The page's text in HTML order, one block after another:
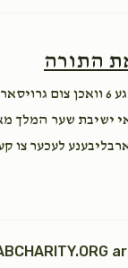
התורה
שטייענדיג בלויז קארגע 6
ישיבת שער המלך
לעכער צו